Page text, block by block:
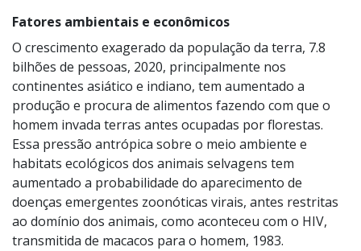
Fatores ambientais e econômicos
O crescimento exagerado da população da terra, 7.8
bilhões de pessoas, 2020, principalmente nos
continentes asiático e indiano, tem aumentado a
produção e procura de alimentos fazendo com que o
homem invada terras antes ocupadas por florestas.
Essa pressão antrópica sobre o meio ambiente e
habitats ecológicos dos animais selvagens tem
aumentado a probabilidade do aparecimento de
doenças emergentes zoonóticas virais, antes restritas
ao domínio dos animais, como aconteceu com o HIV,
transmitida de macacos para o homem, 1983.